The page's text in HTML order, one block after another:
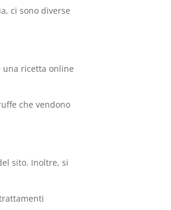
ci sono diverse
una ricetta online
che vendono
sito. Inoltre, si